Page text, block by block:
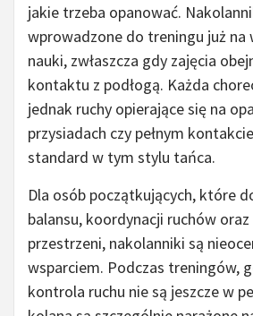
jakie trzeba opanować.
wprowadzone do treningu już na
nauki, zwłaszcza gdy zajęcia
kontaktu z podłogą. Każda
jednak ruchy opierające się na
przysiadach czy pełnym
standard w tym stylu tańca.
Dla osób początkujących, które
balansu, koordynacji ruchów oraz
przestrzeni, nakolanniki są
wsparciem. Podczas treningów,
kontrola ruchu nie są jeszcze w